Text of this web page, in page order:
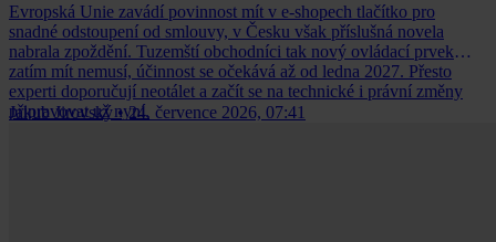
Evropská Unie zavádí povinnost mít v e-shopech tlačítko pro
snadné odstoupení od smlouvy, v Česku však příslušná novela
nabrala zpoždění. Tuzemští obchodníci tak nový ovládací prvek
zatím mít nemusí, účinnost se očekává až od ledna 2027. Přesto
experti doporučují neotálet a začít se na technické i právní změny
připravovat už nyní.
Jakub Jirovský • 24. července 2026, 07:41